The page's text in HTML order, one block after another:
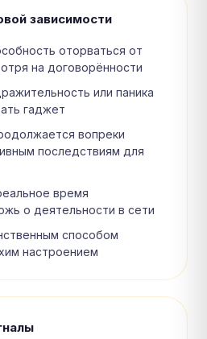
зависимости
оторваться от
на договорённости
или паника
гаджет
вопреки
последствиям для
время
о деятельности в сети
способом
настроением